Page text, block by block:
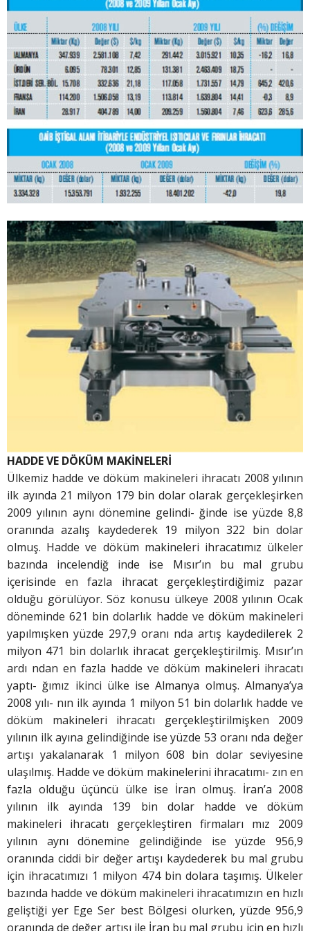
HADDE VE DÖKÜM MAKİNELERİ
Ülkemiz hadde ve döküm makineleri ihracatı 2008 yılının
ilk ayında 21 milyon 179 bin dolar olarak gerçekleşirken
2009 yılının aynı dönemine gelindi- ğinde ise yüzde 8,8
oranında azalış kaydederek 19 milyon 322 bin dolar
olmuş. Hadde ve döküm makineleri ihracatımız ülkeler
bazında incelendiğ inde ise Mısır’ın bu mal grubu
içerisinde en fazla ihracat gerçekleştirdiğimiz pazar
olduğu görülüyor. Söz konusu ülkeye 2008 yılının Ocak
döneminde 621 bin dolarlık hadde ve döküm makineleri
yapılmışken yüzde 297,9 oranı nda artış kaydedilerek 2
milyon 471 bin dolarlık ihracat gerçekleştirilmiş. Mısır’ın
ardı ndan en fazla hadde ve döküm makineleri ihracatı
yaptı- ğımız ikinci ülke ise Almanya olmuş. Almanya’ya
2008 yılı- nın ilk ayında 1 milyon 51 bin dolarlık hadde ve
döküm makineleri ihracatı gerçekleştirilmişken 2009
yılının ilk ayına gelindiğinde ise yüzde 53 oranı nda değer
artışı yakalanarak 1 milyon 608 bin dolar seviyesine
ulaşılmış. Hadde ve döküm makinelerini ihracatımı- zın en
fazla olduğu üçüncü ülke ise İran olmuş. İran’a 2008
yılının ilk ayında 139 bin dolar hadde ve döküm
makineleri ihracatı gerçekleştiren firmaları mız 2009
yılının aynı dönemine gelindiğinde ise yüzde 956,9
oranında ciddi bir değer artışı kaydederek bu mal grubu
için ihracatımızı 1 milyon 474 bin dolara taşımış. Ülkeler
bazında hadde ve döküm makineleri ihracatımızın en hızlı
geliştiği yer Ege Ser best Bölgesi olurken, yüzde 956,9
oranında de değer artışı ile İran bu mal grubu için en hızlı